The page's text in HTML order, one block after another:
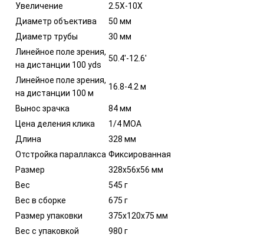
Увеличение
2.5X-10X
Диаметр объектива
50 мм
Диаметр трубы
30 мм
Линейное поле зрения,
на дистанции 100 yds
50.4'-12.6'
Линейное поле зрения,
на дистанции 100 м
16.8-4.2 м
Вынос зрачка
84 мм
Цена деления клика
1/4 MOA
Длина
328 мм
Отстройка параллакса Фиксированная
Размер
328х56х56 мм
Вес
545 г
Вес в сборке
675 г
Размер упаковки
375х120х75 мм
Вес с упаковкой
980 г